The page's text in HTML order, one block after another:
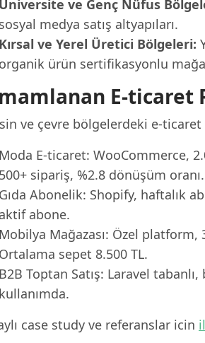
Üniversite ve Genç Nüfus
sosyal medya satış altyapıları.
Kırsal ve Yerel Üretici Bölgeleri:
organik ürün sertifikasyonlu
E-ticaret
ve çevre bölgelerdeki e-ticaret
Moda E-ticaret: WooCommerce,
500+ sipariş, %2.8 dönüşüm oranı.
Gıda Abonelik: Shopify, haftalık
aktif abone.
Mobilya Mağazası: Özel
Ortalama sepet 8.500 TL.
B2B Toptan Satış: Laravel
kullanımda.
case study ve referanslar icin